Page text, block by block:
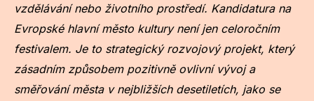
vzdělávání nebo životního prostředí. Kandidatura na
Evropské hlavní město kultury není jen celoročním
festivalem. Je to strategický rozvojový projekt, který
zásadním způsobem pozitivně ovlivní vývoj a
směřování města v nejbližších desetiletích, jako se